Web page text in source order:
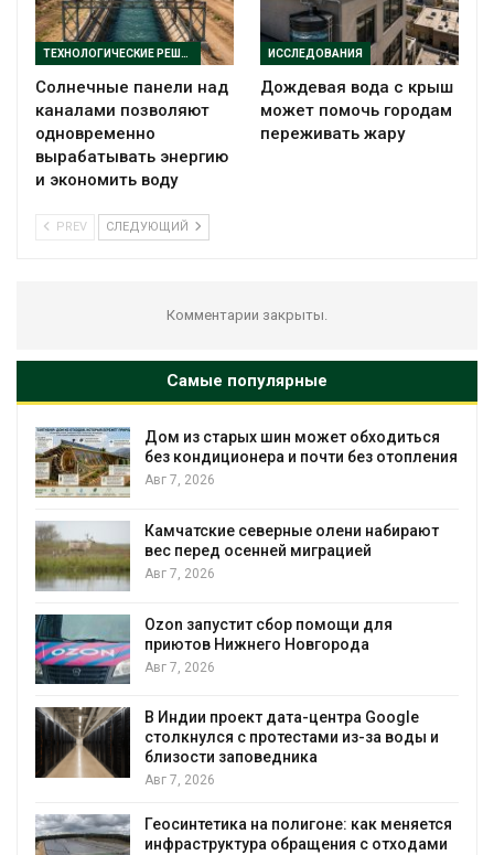
ТЕХНОЛОГИЧЕСКИЕ РЕШЕНИЯ
Солнечные панели над
каналами позволяют
одновременно
вырабатывать энергию
и экономить воду
ИССЛЕДОВАНИЯ
Дождевая вода с крыш
может помочь городам
переживать жару
PREV СЛЕДУЮЩИЙ
Комментарии закрыты.
Самые популярные
Дом из старых шин может обходиться
без кондиционера и почти без отопления
Авг 7, 2026
Камчатские северные олени набирают
вес перед осенней миграцией
Авг 7, 2026
Ozon запустит сбор помощи для
приютов Нижнего Новгорода
Авг 7, 2026
В Индии проект дата-центра Google
столкнулся с протестами из-за воды и
близости заповедника
Авг 7, 2026
Геосинтетика на полигоне: как меняется
инфраструктура обращения с отходами